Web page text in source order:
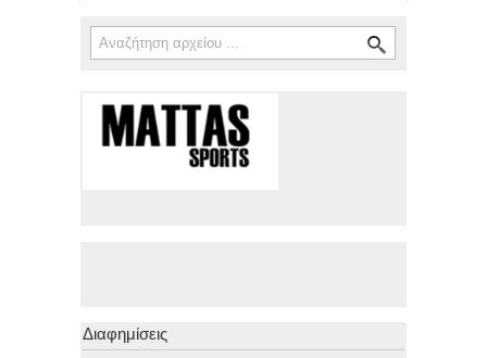
Φόρμα αναζήτησης
Αναζήτηση
Διαφημίσεις